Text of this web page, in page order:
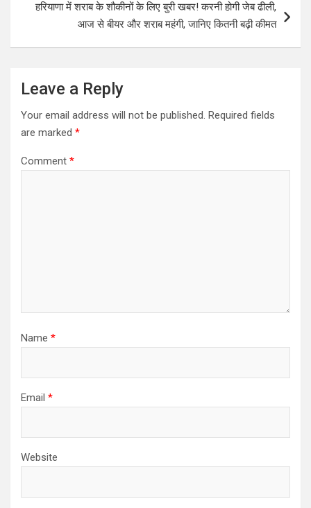
a
हरियाणा में शराब के शौकीनों के लिए बुरी खबर! करनी होगी जेब ढीली,
आज से बीयर और शराब महंगी, जानिए कितनी बढ़ी कीमत
Leave a Reply
Your email address will not be published. Required fields
are marked *
Comment *
Name *
Email *
Website